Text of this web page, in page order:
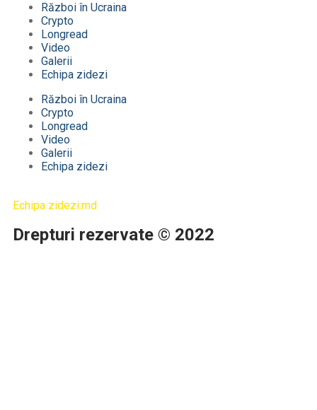
Război în Ucraina
Crypto
Longread
Video
Galerii
Echipa zidezi
Război în Ucraina
Crypto
Longread
Video
Galerii
Echipa zidezi
Echipa zidezi.md
Drepturi rezervate © 2022